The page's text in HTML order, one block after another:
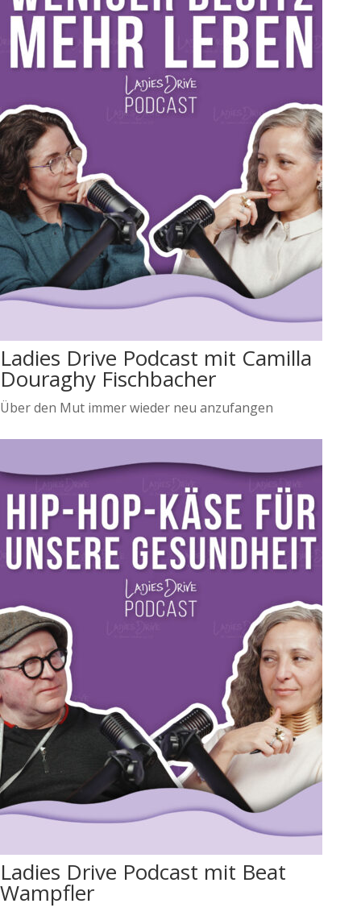
Ladies Drive Podcast mit Camilla
Douraghy Fischbacher
Über den Mut immer wieder neu anzufangen
Ladies Drive Podcast mit Beat
Wampfler